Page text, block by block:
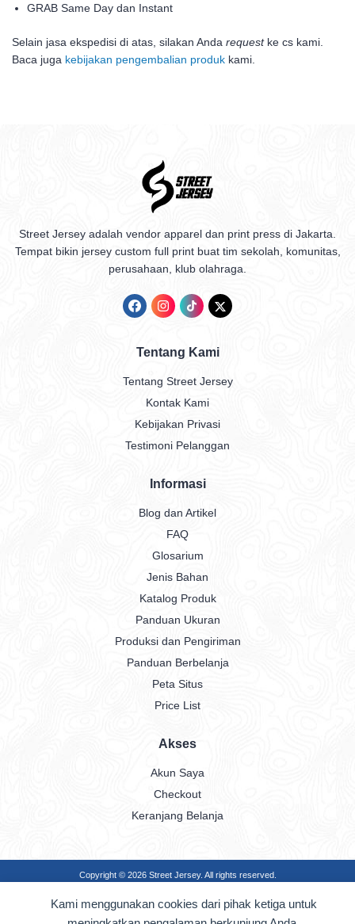
Kami menggunakan cookies dari pihak ketiga untuk
GRAB Same Day dan Instant
Selain jasa ekspedisi di atas, silakan Anda requestke cs kami.
Baca juga kebijakan pengembalian produk kami.
Street Jersey adalah vendor apparel dan print press di Jakarta.
Tempat bikin jersey custom full print buat tim sekolah, komunitas,
perusahaan, klub olahraga.
Tentang Kami
Tentang Street Jersey
Kontak Kami
Kebijakan Privasi
Testimoni Pelanggan
Informasi
Blog dan Artikel
FAQ
Glosarium
Jenis Bahan
Katalog Produk
Panduan Ukuran
Produksi dan Pengiriman
Panduan Berbelanja
Peta Situs
Price List
Akses
Akun Saya
Checkout
Keranjang Belanja
Copyright © 2026 Street Jersey. All rights reserved.